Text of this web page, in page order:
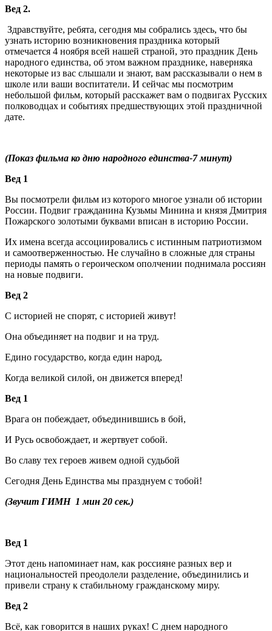
Вед 2.
Здравствуйте, ребята, сегодня мы собрались здесь, что бы
узнать историю возникновения праздника который
отмечается 4 ноября всей нашей страной, это праздник День
народного единства, об этом важном празднике, наверняка
некоторые из вас слышали и знают, вам рассказывали о нем в
школе или ваши воспитатели. И сейчас мы посмотрим
небольшой фильм, который расскажет вам о подвигах Русских
полководцах и событиях предшествующих этой праздничной
дате.
(Показ фильма ко дню народного единства-7 минут)
Вед 1
Вы посмотрели фильм из которого многое узнали об истории
России. Подвиг гражданина Кузьмы Минина и князя Дмитрия
Пожарского золотыми буквами вписан в историю России.
Их имена всегда ассоциировались с истинным патриотизмом
и самоотверженностью. Не случайно в сложные для страны
периоды память о героическом ополчении поднимала россиян
на новые подвиги.
Вед 2
С историей не спорят, с историей живут!
Она объединяет на подвиг и на труд.
Едино государство, когда един народ,
Когда великой силой, он движется вперед!
Вед 1
Врага он побеждает, объединившись в бой,
И Русь освобождает, и жертвует собой.
Во славу тех героев живем одной судьбой
Сегодня День Единства мы празднуем с тобой!
(Звучит ГИМН 1 мин 20 сек.)
Вед 1
Этот день напоминает нам, как россияне разных вер и
национальностей преодолели разделение, объединились и
привели страну к стабильному гражданскому миру.
Вед 2
Всё, как говорится в наших руках! С днем народного